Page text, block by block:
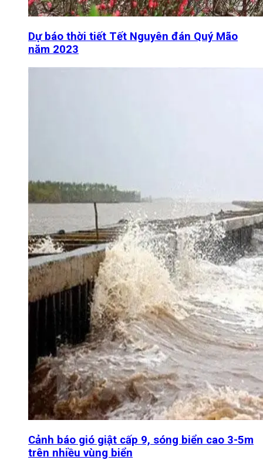
Dự báo thời tiết Tết Nguyên đán Quý Mão
năm 2023
Cảnh báo gió giật cấp 9, sóng biển cao 3-5m
trên nhiều vùng biển